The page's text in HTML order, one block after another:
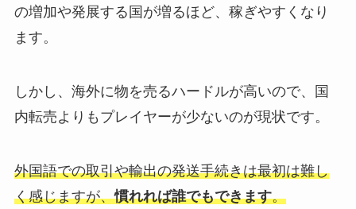
の増加や発展する国が増るほど、稼ぎやすくなり
ます。
しかし、海外に物を売るハードルが高いので、国
内転売よりもプレイヤーが少ないのが現状です。
外国語での取引や輸出の発送手続きは最初は難し
く感じますが、慣れれば誰でもできます。